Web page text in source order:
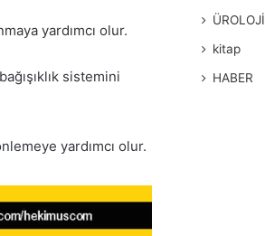
yardımcı olur.
sistemini
yardımcı olur.
ÜROLOJİ
kitap
HABER